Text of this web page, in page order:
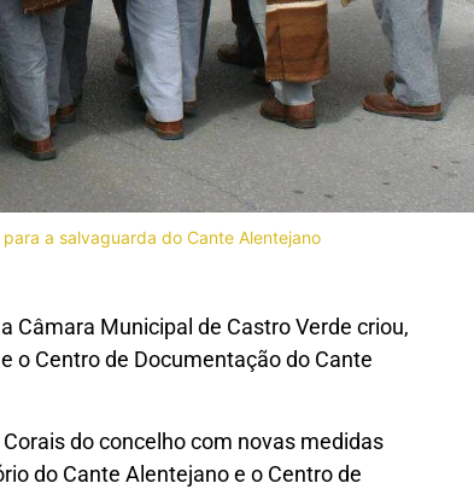
a salvaguarda do Cante Alentejano
Câmara Municipal de Castro Verde criou,
o Centro de Documentação do Cante
do concelho com novas medidas
do Cante Alentejano e o Centro de